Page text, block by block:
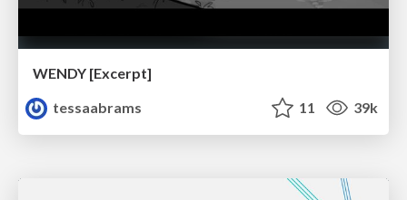
WENDY [Excerpt]
tessaabrams
11 39k